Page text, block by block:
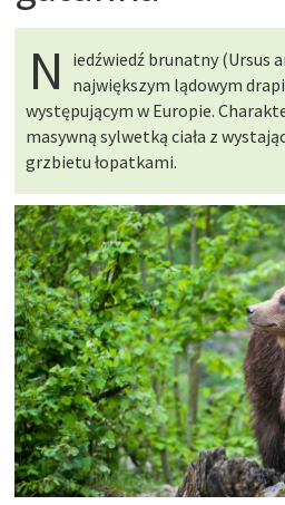
N
iedźwiedź brunatny (Ursus
największym lądowym
występującym w Europie.
masywną sylwetką ciała z
grzbietu łopatkami.